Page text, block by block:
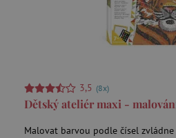
3,5 (8x)
Dětský ateliér maxi -
Malovat barvou podle čísel zvládne
ANALYTICKÉ
FUNKČNÍ SOUBORY